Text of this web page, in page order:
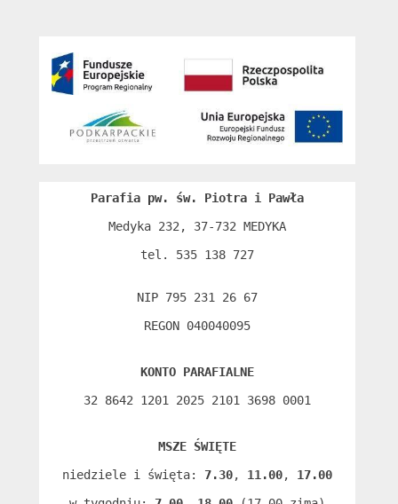
Parafia pw. św. Piotra i Pawła
Medyka 232, 37-732 MEDYKA
tel. 535 138 727
NIP 795 231 26 67
REGON 040040095
KONTO PARAFIALNE
32 8642 1201 2025 2101 3698 0001
MSZE ŚWIĘTE
niedziele i święta: 7.30, 11.00, 17.00